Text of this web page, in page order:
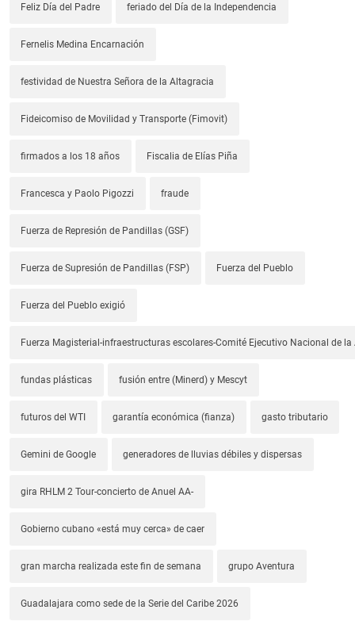
Feliz Día del Padre feriado del Día de la Independencia
Fernelis Medina Encarnación
festividad de Nuestra Señora de la Altagracia
Fideicomiso de Movilidad y Transporte (Fimovit)
firmados a los 18 años Fiscalia de Elías Piña
Francesca y Paolo Pigozzi fraude
Fuerza de Represión de Pandillas (GSF)
Fuerza de Supresión de Pandillas (FSP) Fuerza del Pueblo
Fuerza del Pueblo exigió
Fuerza Magisterial-infraestructuras escolares-Comité Ejecutivo Nacional de la
fundas plásticas fusión entre (Minerd) y Mescyt
futuros del WTI garantía económica (fianza) gasto tributario
Gemini de Google generadores de lluvias débiles y dispersas
gira RHLM 2 Tour-concierto de Anuel AA-
Gobierno cubano «está muy cerca» de caer
gran marcha realizada este fin de semana grupo Aventura
Guadalajara como sede de la Serie del Caribe 2026